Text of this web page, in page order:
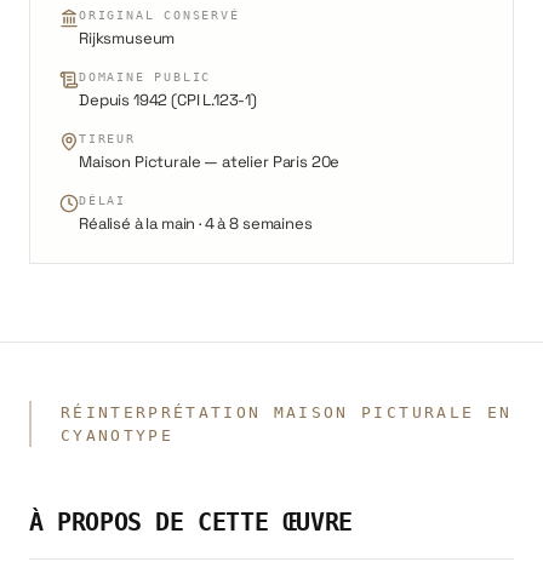
ORIGINAL CONSERVÉ
Rijksmuseum
DOMAINE PUBLIC
Depuis 1942 (CPI L.123-1)
TIREUR
Maison Picturale — atelier Paris 20e
DÉLAI
Réalisé à la main · 4 à 8 semaines
RÉINTERPRÉTATION MAISON PICTURALE EN
CYANOTYPE
À PROPOS DE CETTE ŒUVRE